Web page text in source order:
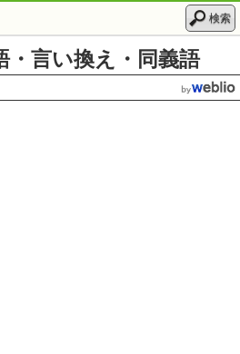
検索
・言い換え・同義語